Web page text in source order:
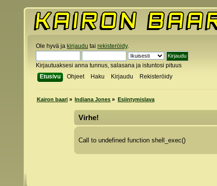
Ole hyvä ja kirjaudu tai rekisteröidy.
Kirjautuaksesi anna tunnus, salasana ja istuntosi pituus
Etusivu
Ohjeet Haku Kirjaudu Rekisteröidy
Kairon baari» Indiana Jones » Esiintymislava
Virhe!
Call to undefined function shell_exec()